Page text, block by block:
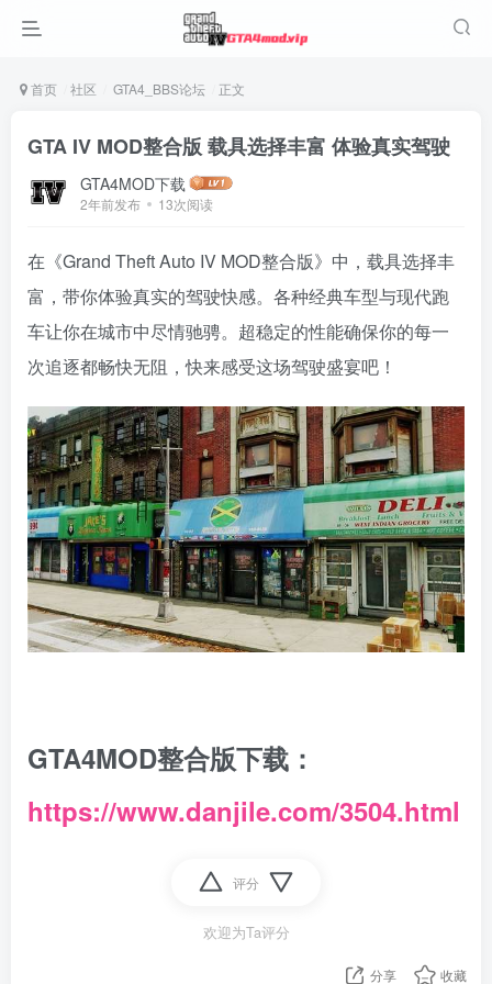
首页 社区 GTA4_BBS论坛 正文
GTA IV MOD整合版 载具选择丰富 体验真实驾驶
GTA4MOD下载
2年前发布 13次阅读
在《Grand Theft Auto IV MOD整合版》中，载具选择丰
富，带你体验真实的驾驶快感。各种经典车型与现代跑
车让你在城市中尽情驰骋。超稳定的性能确保你的每一
次追逐都畅快无阻，快来感受这场驾驶盛宴吧！
GTA4MOD整合版下载：
https://www.danjile.com/3504.html
评分
欢迎为Ta评分
分享 收藏